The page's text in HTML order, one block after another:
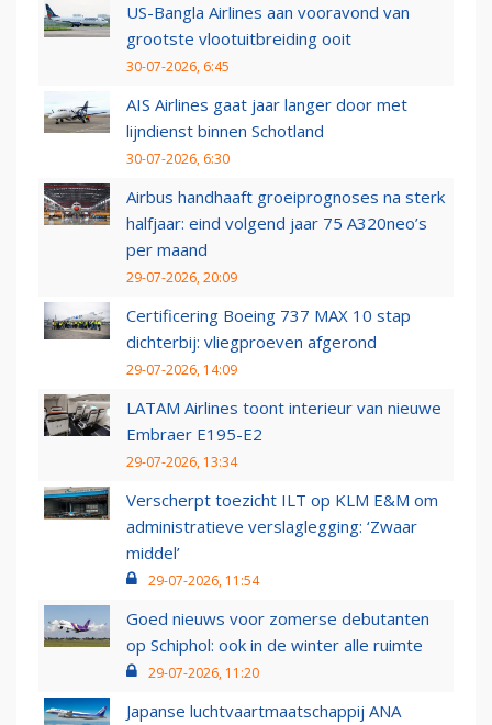
US-Bangla Airlines aan vooravond van
grootste vlootuitbreiding ooit
30-07-2026, 6:45
AIS Airlines gaat jaar langer door met
lijndienst binnen Schotland
30-07-2026, 6:30
Airbus handhaaft groeiprognoses na sterk
halfjaar: eind volgend jaar 75 A320neo’s
per maand
29-07-2026, 20:09
Certificering Boeing 737 MAX 10 stap
dichterbij: vliegproeven afgerond
29-07-2026, 14:09
LATAM Airlines toont interieur van nieuwe
Embraer E195-E2
29-07-2026, 13:34
Verscherpt toezicht ILT op KLM E&M om
administratieve verslaglegging: ‘Zwaar
middel’
29-07-2026, 11:54
Goed nieuws voor zomerse debutanten
op Schiphol: ook in de winter alle ruimte
29-07-2026, 11:20
Japanse luchtvaartmaatschappij ANA